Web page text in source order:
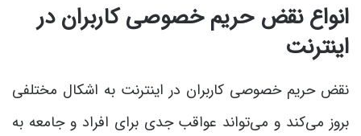
انواع نقض حریم خصوصی کاربران در
اینترنت
نقض حریم خصوصی کاربران در اینترنت به اشکال مختلفی
بروز می‌کند و می‌تواند عواقب جدی برای افراد و جامعه به